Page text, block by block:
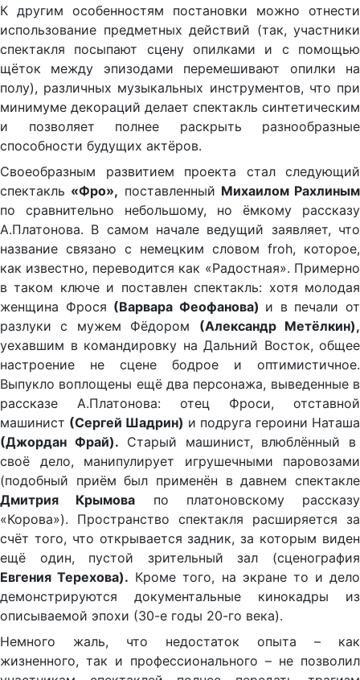
К другим особенностям постановки можно отнести
использование предметных действий (так, участники
спектакля посыпают сцену опилками и с помощью
щёток между эпизодами перемешивают опилки на
полу), различных музыкальных инструментов, что при
минимуме декораций делает спектакль синтетическим
и позволяет полнее раскрыть разнообразные
способности будущих актёров.
Своеобразным развитием проекта стал следующий
спектакль «Фро», поставленный Михаилом Рахлиным
по сравнительно небольшому, но ёмкому рассказу
А.Платонова. В самом начале ведущий заявляет, что
название связано с немецким словом froh, которое,
как известно, переводится как «Радостная». Примерно
в таком ключе и поставлен спектакль: хотя молодая
женщина Фрося (Варвара Феофанова) и в печали от
разлуки с мужем Фёдором (Александр Метёлкин),
уехавшим в командировку на Дальний Восток, общее
настроение не сцене бодрое и оптимистичное.
Выпукло воплощены ещё два персонажа, выведенные в
рассказе А.Платонова: отец Фроси, отставной
машинист (Сергей Шадрин) и подруга героини Наташа
(Джордан Фрай). Старый машинист, влюблённый в
своё дело, манипулирует игрушечными паровозами
(подобный приём был применён в давнем спектакле
Дмитрия Крымова по платоновскому рассказу
«Корова»). Пространство спектакля расширяется за
счёт того, что открывается задник, за которым виден
ещё один, пустой зрительный зал (сценография
Евгения Терехова). Кроме того, на экране то и дело
демонстрируются документальные кинокадры из
описываемой эпохи (30-е годы 20-го века).
Немного жаль, что недостаток опыта – как
жизненного, так и профессионального – не позволил